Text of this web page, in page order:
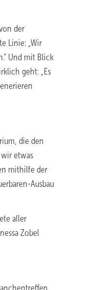
der
Linie: „Wir
Und mit Blick
geht: „Es
die den
etwas
mithilfe der
Ausbau
aller
Zobel